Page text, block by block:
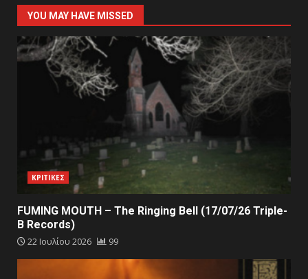
YOU MAY HAVE MISSED
ΚΡΙΤΙΚΕΣ
FUMING MOUTH – The Ringing Bell (17/07/26 Triple-
B Records)
22 Ιουλίου 2026 99